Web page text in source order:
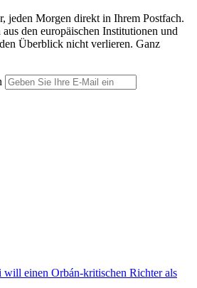
jeden Morgen direkt in Ihrem Postfach.
den europäischen Institutionen und
Überblick nicht verlieren. Ganz
will einen Orbán-kritischen Richter als